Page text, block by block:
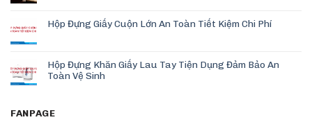
Hộp Đựng Giấy Cuộn Lớn An Toàn Tiết Kiệm Chi Phí
Hộp Đựng Khăn Giấy Lau Tay Tiện Dụng Đảm Bảo An
Toàn Vệ Sinh
FANPAGE